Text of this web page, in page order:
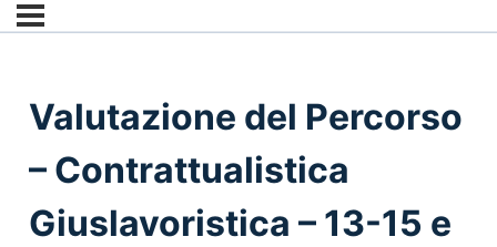
Valutazione del Percorso
– Contrattualistica
Giuslavoristica – 13-15 e